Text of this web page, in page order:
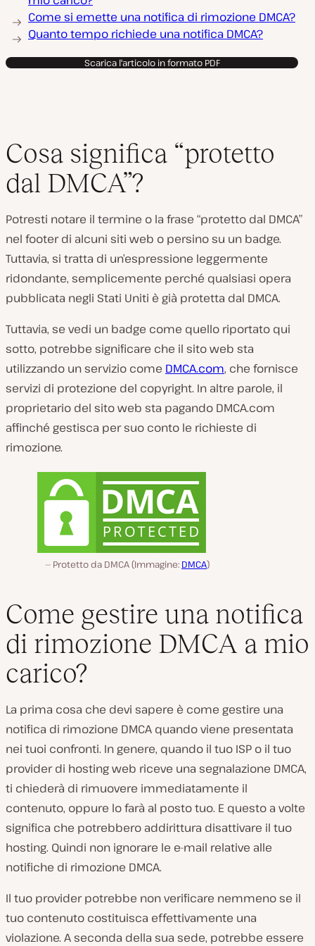
Come si emette una notifica di rimozione DMCA?
Quanto tempo richiede una notifica DMCA?
Scarica l'articolo in formato PDF
Cosa significa “protetto
dal DMCA”?
Potresti notare il termine o la frase “protetto dal DMCA”
nel footer di alcuni siti web o persino su un badge.
Tuttavia, si tratta di un’espressione leggermente
ridondante, semplicemente perché qualsiasi opera
pubblicata negli Stati Uniti è già protetta dal DMCA.
Tuttavia, se vedi un badge come quello riportato qui
sotto, potrebbe significare che il sito web sta
utilizzando un servizio come DMCA.com, che fornisce
servizi di protezione del copyright. In altre parole, il
proprietario del sito web sta pagando DMCA.com
affinché gestisca per suo conto le richieste di
rimozione.
Protetto da DMCA (Immagine: DMCA)
Come gestire una notifica
di rimozione DMCA a mio
carico?
La prima cosa che devi sapere è come gestire una
notifica di rimozione DMCA quando viene presentata
nei tuoi confronti. In genere, quando il tuo ISP o il tuo
provider di hosting web riceve una segnalazione DMCA,
ti chiederà di rimuovere immediatamente il
contenuto, oppure lo farà al posto tuo. E questo a volte
significa che potrebbero addirittura disattivare il tuo
hosting. Quindi non ignorare le e-mail relative alle
notifiche di rimozione DMCA.
Il tuo provider potrebbe non verificare nemmeno se il
tuo contenuto costituisca effettivamente una
violazione. A seconda della sua sede, potrebbe essere